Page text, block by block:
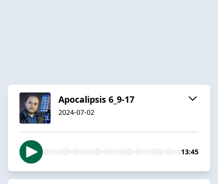
Apocalipsis 6_9-17
2024-07-02
13:45